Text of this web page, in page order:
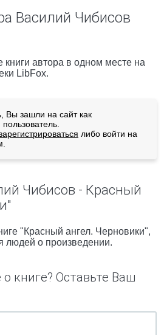
Василий Чибисов
книги автора в одном месте на
LibFox.
Вы зашли на сайт как
либо войти на
Чибисов - Красный
"Красный ангел. Черновики",
людей о произведении.
книге? Оставьте Ваш